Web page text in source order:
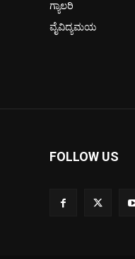
ಗ್ಯಾಲರಿ
ವೈವಿದ್ಯಮಯ
FOLLOW US